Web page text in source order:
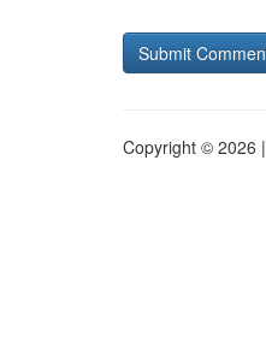
Copyright © 2026 |